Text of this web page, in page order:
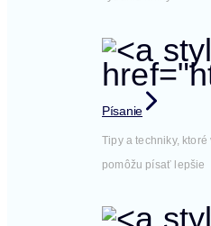
Písanie
Tipy a techniky, ktoré
pomôžu písať lepšie